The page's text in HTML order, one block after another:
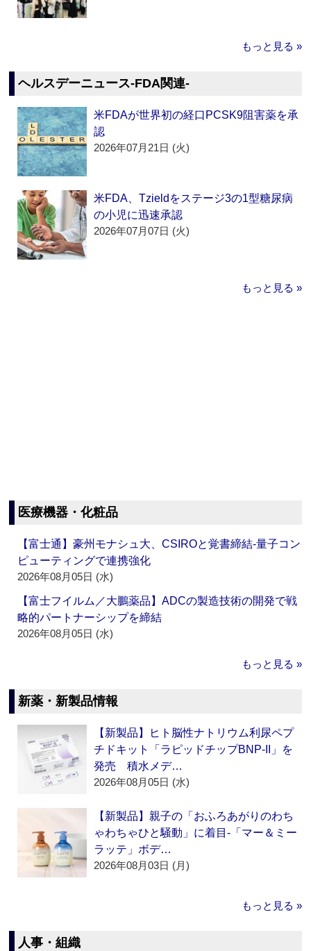
もっと見る »
ヘルスデーニュース‐FDA関連‐
米FDAが世界初の経口PCSK9阻害薬を承
認
2026年07月21日 (火)
米FDA、Tzieldをステージ3の1型糖尿病
の小児に迅速承認
2026年07月07日 (火)
もっと見る »
医療機器・化粧品
【富士通】豪州モナシュ大、CSIROと覚書締結‐量子コン
ピューティングで連携強化
2026年08月05日 (水)
【富士フイルム／大鵬薬品】ADCの製造技術の開発で戦
略的パートナーシップを締結
2026年08月05日 (水)
もっと見る »
新薬・新製品情報
【新製品】ヒト脳性ナトリウム利尿ペプ
チドキット「ラピッドチップBNP-II」を
発売 積水メデ…
2026年08月05日 (水)
【新製品】親子の「おふろあがりのわち
ゃわちゃひと騒動」に着目‐「マー＆ミー
ラッテ」ボデ…
2026年08月03日 (月)
もっと見る »
人事・組織